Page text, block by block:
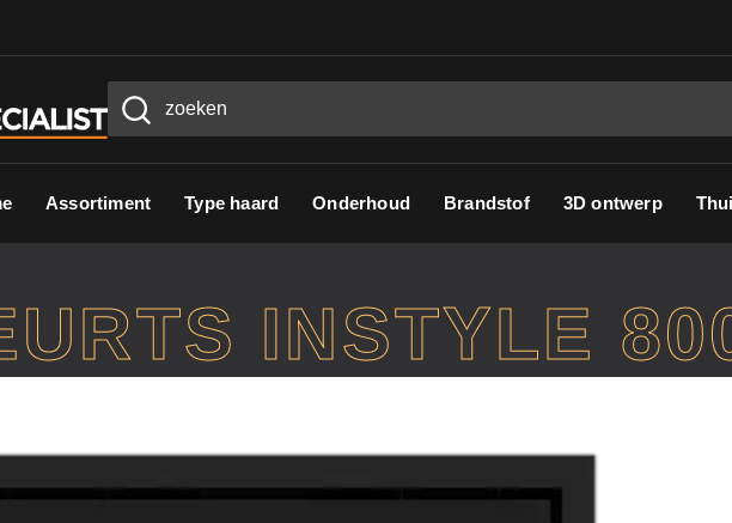
Assortiment Type haard Onderhoud Brandstof 3D ontwerp
INSTYLE